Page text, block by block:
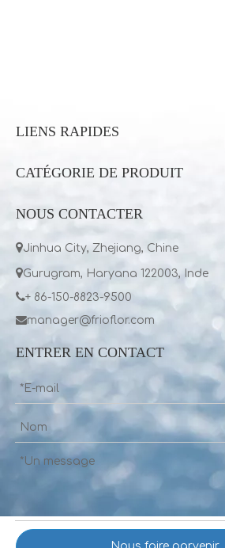
LIENS RAPIDES
CATÉGORIE DE PRODUIT
NOUS CONTACTER
Jinhua City, Zhejiang, Chine
Gurugram, Haryana 122003, Inde
+ 86-150-8823-9500
manager@frioflor.com
ENTRER EN CONTACT